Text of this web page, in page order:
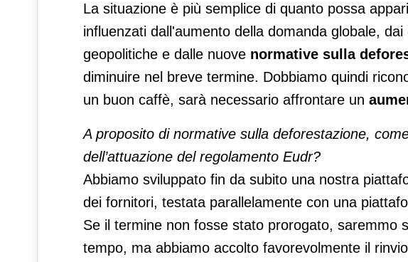
La situazione è più semplice di quanto possa
influenzati dall'aumento della domanda globale,
geopolitiche e dalle nuove normative sulla
diminuire nel breve termine. Dobbiamo quindi
un buon caffè, sarà necessario affrontare un
A proposito di normative sulla deforestazione,
dell’attuazione del regolamento Eudr?
Abbiamo sviluppato fin da subito una nostra
dei fornitori, testata parallelamente con una
Se il termine non fosse stato prorogato, saremmo
tempo, ma abbiamo accolto favorevolmente il